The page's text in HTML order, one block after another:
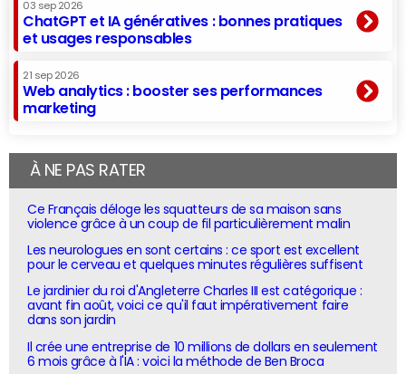
03 sep 2026
ChatGPT et IA génératives : bonnes pratiques
et usages responsables
21 sep 2026
Web analytics : booster ses performances
marketing
À NE PAS RATER
Ce Français déloge les squatteurs de sa maison sans
violence grâce à un coup de fil particulièrement malin
Les neurologues en sont certains : ce sport est excellent
pour le cerveau et quelques minutes régulières suffisent
Le jardinier du roi d'Angleterre Charles III est catégorique :
avant fin août, voici ce qu'il faut impérativement faire
dans son jardin
Il crée une entreprise de 10 millions de dollars en seulement
6 mois grâce à l'IA : voici la méthode de Ben Broca